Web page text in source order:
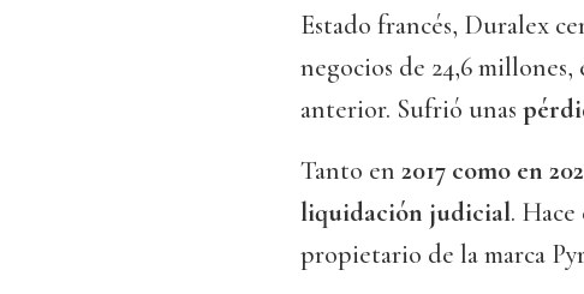
Estado francés, Duralex
negocios de 24,6 millones,
anterior. Sufrió unas
Tanto en 2017 como en
liquidación judicial.
propietario de la marca